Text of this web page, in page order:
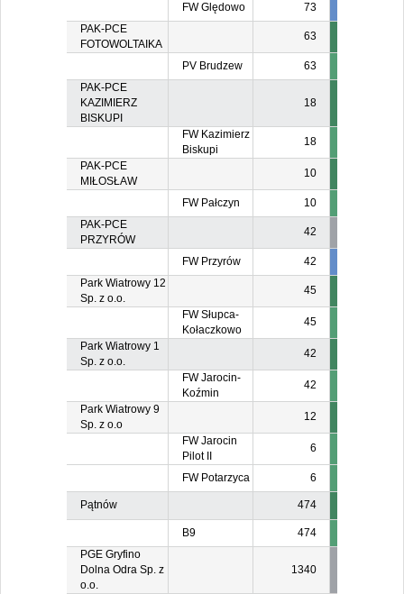
FW Ględowo 73
PAK-PCE
FOTOWOLTAIKA
63
PV Brudzew
63
PAK-PCE
KAZIMIERZ
BISKUPI
18
FW Kazimierz
Biskupi
18
PAK-PCE
MIŁOSŁAW
10
FW Pałczyn
10
PAK-PCE
PRZYRÓW
42
FW Przyrów 42
Park Wiatrowy 12
Sp. z o.o.
45
FW Słupca-
Kołaczkowo
45
Park Wiatrowy 1
Sp. z o.o.
42
FW Jarocin-
Koźmin
42
Park Wiatrowy 9
Sp. z o.o
12
FW Jarocin
Pilot II
6
FW Potarzyca 6
Pątnów 474
B9 474
PGE Gryfino
Dolna Odra Sp. z
o.o.
1340